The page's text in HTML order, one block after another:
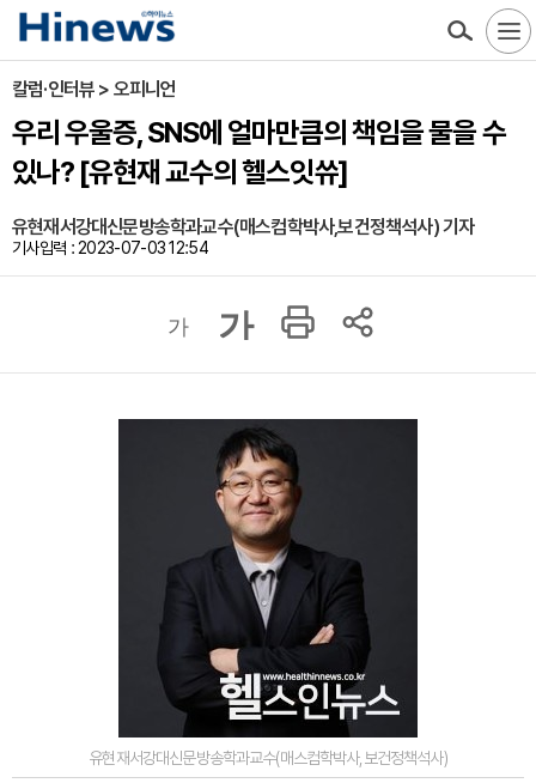
칼럼·인터뷰 > 오피니언
우리 우울증, SNS에 얼마만큼의 책임을 물을 수
있나? [유현재 교수의 헬스잇쓔]
유현재서강대신문방송학과교수(매스컴학박사,보건정책석사) 기자
기사입력 : 2023-07-03 12:54
가 가
유현재서강대신문방송학과교수(매스컴학박사,보건정책석사)